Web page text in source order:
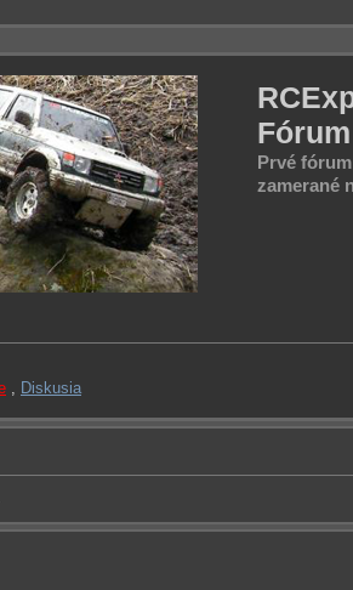
Fórum
Prvé
zamerané
, Diskusia